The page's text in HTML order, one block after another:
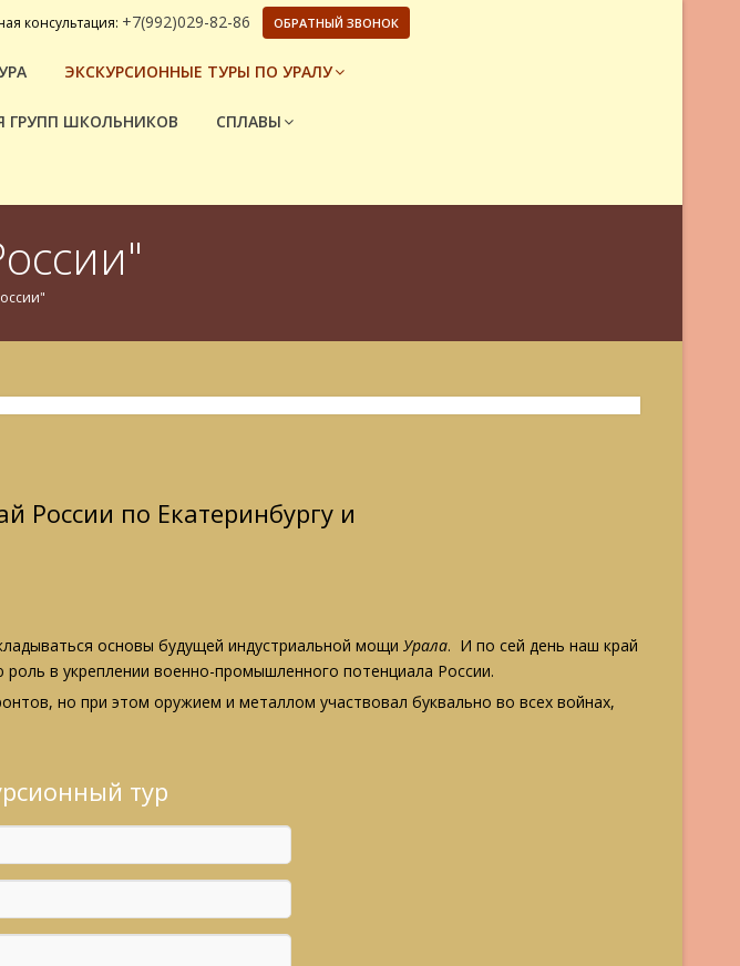
консультация: +7(992)029-82-86 ОБРАТНЫЙ ЗВОНОК
ЭКСКУРСИОННЫЕ ТУРЫ ПО УРАЛУ
ГРУПП ШКОЛЬНИКОВ СПЛАВЫ
России по Екатеринбургу и
основы будущей индустриальной мощи Урала. И по сей день наш край
в укреплении военно-промышленного потенциала России.
но при этом оружием и металлом участвовал буквально во всех войнах,
тур